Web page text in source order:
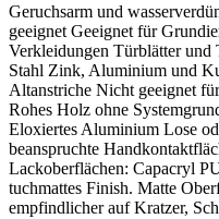
Geruchsarm und
geeignet Geeignet für
Verkleidungen Türblätter und
Stahl Zink, Aluminium und
Altanstriche Nicht geeignet
Rohes Holz ohne
Eloxiertes Aluminium Lose
beanspruchte
Lackoberflächen: Capacryl
tuchmattes Finish. Matte
empfindlicher auf Kratzer,